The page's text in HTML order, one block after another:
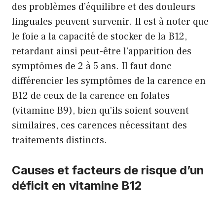
des problèmes d’équilibre et des douleurs
linguales peuvent survenir. Il est à noter que
le foie a la capacité de stocker de la B12,
retardant ainsi peut-être l’apparition des
symptômes de 2 à 5 ans. Il faut donc
différencier les symptômes de la carence en
B12 de ceux de la carence en folates
(vitamine B9), bien qu’ils soient souvent
similaires, ces carences nécessitant des
traitements distincts.
Causes et facteurs de risque d’un
déficit en vitamine B12